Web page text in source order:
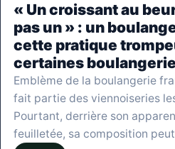
« Un croissant au
pas un » : un
cette pratique
certaines
Emblème de la boulangerie
fait partie des viennoiseries
Pourtant, derrière son
feuilletée, sa composition